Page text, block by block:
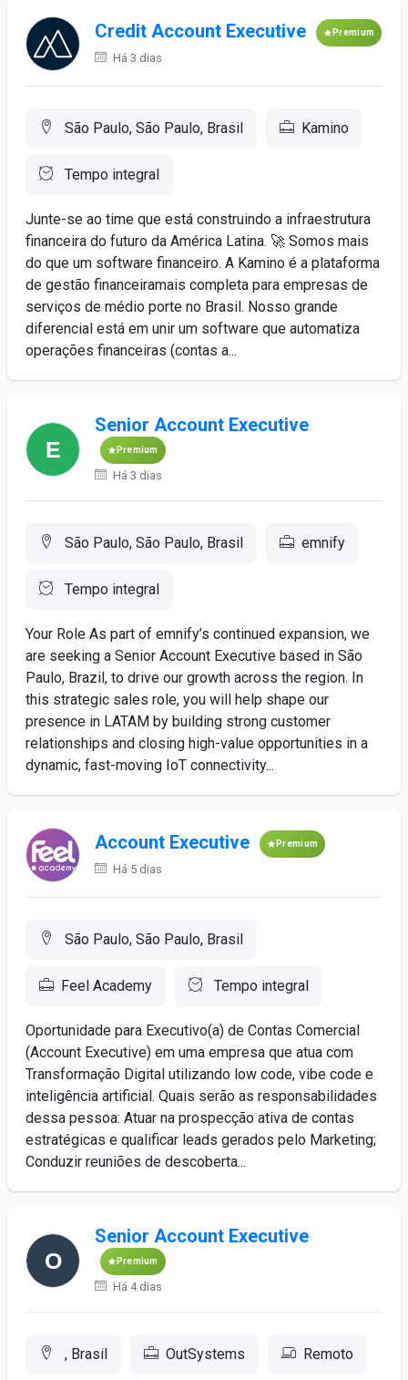
Credit Account Executive Premium
Há 3 dias
São Paulo, São Paulo, Brasil Kamino
Tempo integral
Junte-se ao time que está construindo a infraestrutura
financeira do futuro da América Latina. 🚀 Somos mais
do que um software financeiro. A Kamino é a plataforma
de gestão financeiramais completa para empresas de
serviços de médio porte no Brasil. Nosso grande
diferencial está em unir um software que automatiza
operações financeiras (contas a...
Senior Account Executive
Premium
Há 3 dias
São Paulo, São Paulo, Brasil emnify
Tempo integral
Your Role As part of emnify’s continued expansion, we
are seeking a Senior Account Executive based in São
Paulo, Brazil, to drive our growth across the region. In
this strategic sales role, you will help shape our
presence in LATAM by building strong customer
relationships and closing high-value opportunities in a
dynamic, fast-moving IoT connectivity...
Account Executive Premium
Há 5 dias
São Paulo, São Paulo, Brasil
Feel Academy Tempo integral
Oportunidade para Executivo(a) de Contas Comercial
(Account Executive) em uma empresa que atua com
Transformação Digital utilizando low code, vibe code e
inteligência artificial. Quais serão as responsabilidades
dessa pessoa: Atuar na prospecção ativa de contas
estratégicas e qualificar leads gerados pelo Marketing;
Conduzir reuniões de descoberta...
Senior Account Executive
Premium
Há 4 dias
, Brasil OutSystems Remoto